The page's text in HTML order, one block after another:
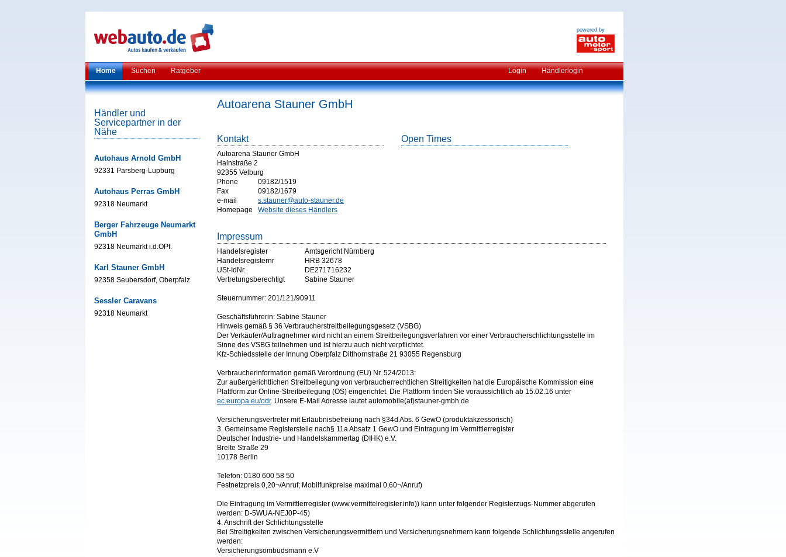
powered by
Home Suchen Ratgeber Login Händlerlogin
Händler und
Servicepartner in der
Nähe
Autohaus Arnold GmbH
92331 Parsberg-Lupburg
Autohaus Perras GmbH
92318 Neumarkt
Berger Fahrzeuge Neumarkt
GmbH
92318 Neumarkt i.d.OPf.
Karl Stauner GmbH
92358 Seubersdorf, Oberpfalz
Sessler Caravans
92318 Neumarkt
Autoarena Stauner GmbH
Kontakt
Autoarena Stauner GmbH
Hainstraße 2
92355 Velburg
Phone
09182/1519
Fax
09182/1679
e-mail
s.stauner@auto-stauner.de
Homepage
Website dieses Händlers
Open Times
Impressum
Handelsregister
Amtsgericht Nürnberg
Handelsregisternr
HRB 32678
USt-IdNr.
DE271716232
Vertretungsberechtigt
Sabine Stauner
Steuernummer: 201/121/90911
Geschäftsführerin: Sabine Stauner
Hinweis gemäß § 36 Verbraucherstreitbeilegungsgesetz (VSBG)
Der Verkäufer/Auftragnehmer wird nicht an einem Streitbeilegungsverfahren vor einer Verbraucherschlichtungsstelle im
Sinne des VSBG teilnehmen und ist hierzu auch nicht verpflichtet.
Kfz-Schiedsstelle der Innung Oberpfalz Ditthornstraße 21 93055 Regensburg
Verbraucherinformation gemäß Verordnung (EU) Nr. 524/2013:
Zur außergerichtlichen Streitbeilegung von verbraucherrechtlichen Streitigkeiten hat die Europäische Kommission eine
Plattform zur Online-Streitbeilegung (OS) eingerichtet. Die Plattform finden Sie voraussichtlich ab 15.02.16 unter
ec.europa.eu/odr. Unsere E-Mail Adresse lautet automobile(at)stauner-gmbh.de
Versicherungsvertreter mit Erlaubnisbefreiung nach §34d Abs. 6 GewO (produktakzessorisch)
3. Gemeinsame Registerstelle nach§ 11a Absatz 1 GewO und Eintragung im Vermittlerregister
Deutscher Industrie- und Handelskammertag (DIHK) e.V.
Breite Straße 29
10178 Berlin
Telefon: 0180 600 58 50
Festnetzpreis 0,20¬/Anruf; Mobilfunkpreise maximal 0,60¬/Anruf)
Die Eintragung im Vermittlerregister (www.vermittelregister.info)) kann unter folgender Registerzugs-Nummer abgerufen
werden: D-5WUA-NEJ0P-45)
4. Anschrift der Schlichtungsstelle
Bei Streitigkeiten zwischen Versicherungsvermittlern und Versicherungsnehmern kann folgende Schlichtungsstelle angerufen
werden:
Versicherungsombudsmann e.V